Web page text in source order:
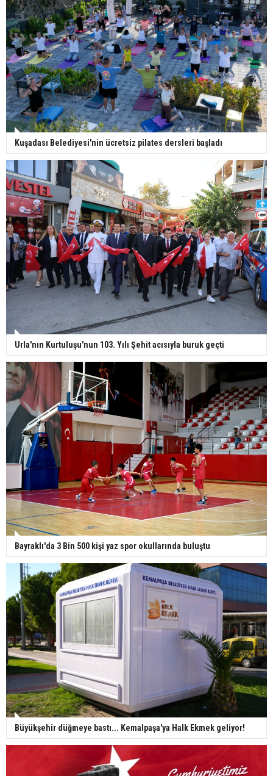
Kuşadası Belediyesi'nin ücretsiz pilates dersleri başladı
Urla'nın Kurtuluşu'nun 103. Yılı Şehit acısıyla buruk geçti
Bayraklı'da 3 Bin 500 kişi yaz spor okullarında buluştu
Büyükşehir düğmeye bastı... Kemalpaşa'ya Halk Ekmek geliyor!